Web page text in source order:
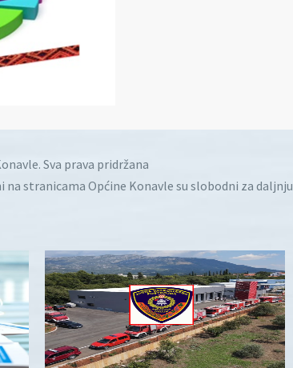
Sva prava pridržana
stranicama Općine Konavle su slobodni za daljnju